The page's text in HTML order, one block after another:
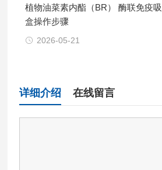
植物油菜素内酯（BR） 酶联免疫
盒操作步骤
2026-05-21
详细介绍 在线留言